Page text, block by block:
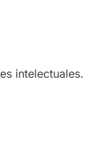
intelectuales.